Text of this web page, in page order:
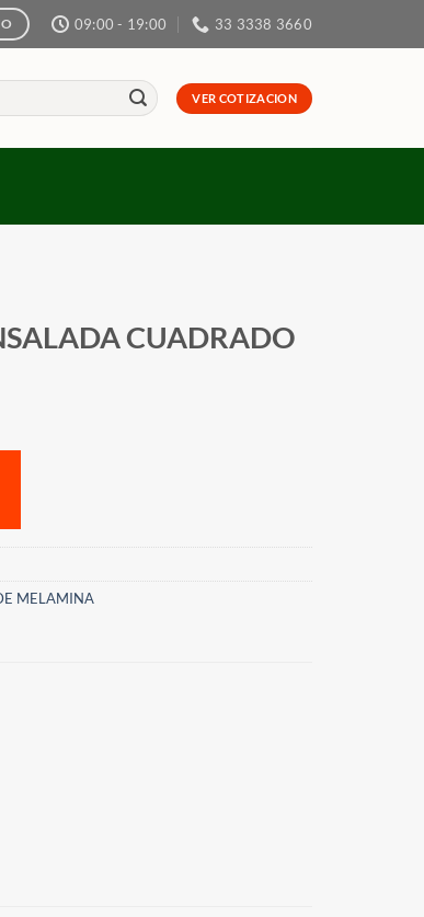
09:00 - 19:00 33 3338 3660
VER COTIZACION
CUADRADO
MELAMINA